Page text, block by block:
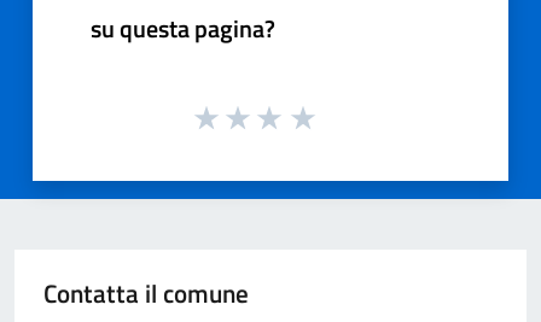
su questa pagina?
Contatta il comune